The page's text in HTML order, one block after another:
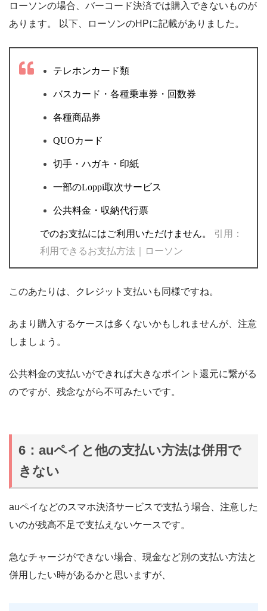
ローソンの場合、バーコード決済では購入できないものが
あります。 以下、ローソンのHPに記載がありました。
テレホンカード類
バスカード・各種乗車券・回数券
各種商品券
QUOカード
切手・ハガキ ・印紙
一部のLoppi取次サービス
公共料金・収納代行票
でのお支払にはご利用いただけません。
引用：
利用できるお支払方法｜ローソン
このあたりは、クレジット支払いも同様ですね。
あまり購入するケースは多くないかもしれませんが、注意
しましょう。
公共料金の支払いができれば大きなポイント還元に繋がる
のですが、残念ながら不可みたいです。
6：auペイと他の支払い方法は併用で
きない
auペイなどのスマホ決済サービスで支払う場合、注意した
いのが残高不足で支払えないケースです。
急なチャージができない場合、現金など別の支払い方法と
併用したい時があるかと思いますが、